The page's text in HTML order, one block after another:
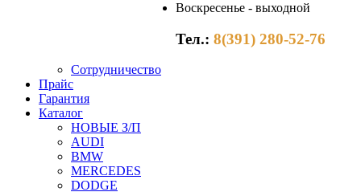
Воскресенье - выходной
Тел.: 8(391) 280-52-76
Сотрудничество
Прайс
Гарантия
Каталог
НОВЫЕ З/П
AUDI
BMW
MERCEDES
DODGE